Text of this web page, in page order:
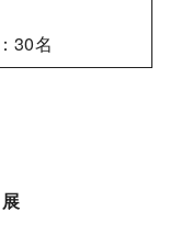
30名